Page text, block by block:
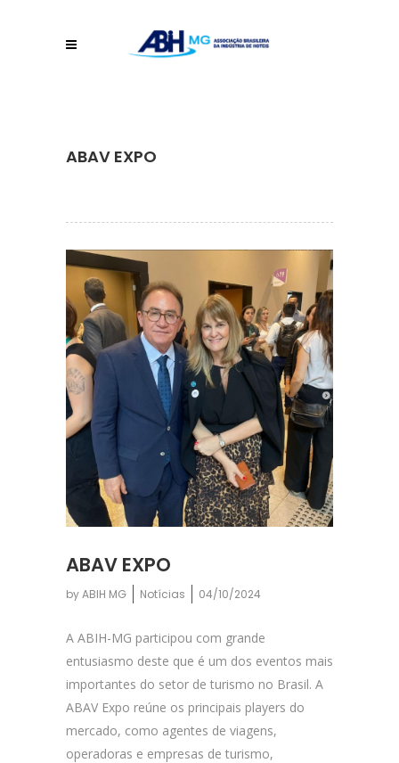
ABAV EXPO
ABAV EXPO
byABIH MG Notícias 04/10/2024
A ABIH-MG participou com grande
entusiasmo deste que é um dos eventos mais
importantes do setor de turismo no Brasil. A
ABAV Expo reúne os principais players do
mercado, como agentes de viagens,
operadoras e empresas de turismo,